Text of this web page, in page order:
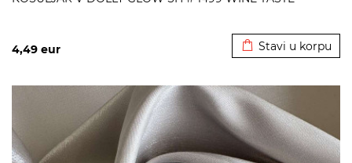
4,49 eur Stavi u korpu